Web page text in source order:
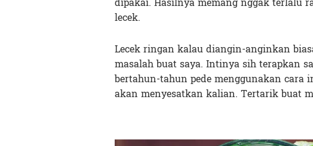
lecek.
Lecek ringan kalau diangin-anginkan
masalah buat saya. Intinya sih terapkan
bertahun-tahun pede menggunakan cara
akan menyesatkan kalian. Tertarik buat